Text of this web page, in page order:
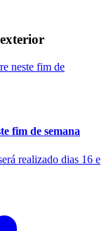
fim de semana
realizado dias 16 e